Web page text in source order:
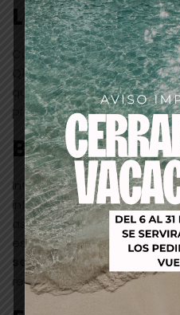
Lipogard
Complejo formulado a
Q10) y vitamina E. Poderoso
que actúa en sinergia
proteger la piel.
Bisabolol
Interviene limitando la
inflamatorios, implicados
asociadas a la
es un excelente activo
sensibles y reactivas.
reparadoras y anti-